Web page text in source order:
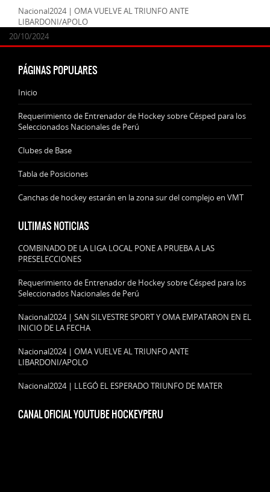
24/09/2025
07/11/2024
20/10/2024
Nacional2024 | OMA VUELVE AL TRIUNFO ANTE
LIBARDONI/APOLO
20/10/2024
PÁGINAS POPULARES
Inicio
Requerimiento de Entrenador de Hockey sobre Césped para los
Seleccionados Nacionales de Perú
Clubes de Base
Tabla de Posiciones
Canchas de hockey estarán en la zona sur del complejo en VMT
ULTIMAS NOTICIAS
COMBINADO DE LA LIGA LOCAL PONE A PRUEBA A LAS
PRESELECCIONES
Requerimiento de Entrenador de Hockey sobre Césped para los
Seleccionados Nacionales de Perú
Nacional2024 | SAN SILVESTRE SPORT Y OMA EMPATARON EN EL
INICIO DE LA FECHA
Nacional2024 | OMA VUELVE AL TRIUNFO ANTE
LIBARDONI/APOLO
Nacional2024 | LLEGÓ EL ESPERADO TRIUNFO DE MATER
CANAL OFICIAL YOUTUBE HOCKEYPERU